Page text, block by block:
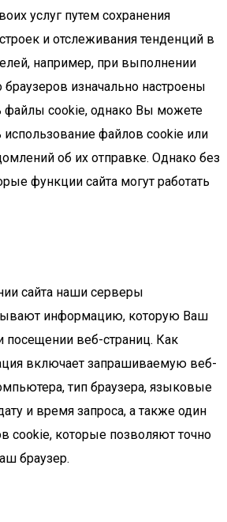
услуг путем сохранения
и отслеживания тенденций в
например, при выполнении
изначально настроены
файлы cookie, однако Вы можете
использование файлов cookie или
об их отправке. Однако без
функции сайта могут работать
сайта наши серверы
информацию, которую Ваш
посещении веб-страниц. Как
включает запрашиваемую веб-
тип браузера, языковые
и время запроса, а также один
cookie, которые позволяют точно
браузер.